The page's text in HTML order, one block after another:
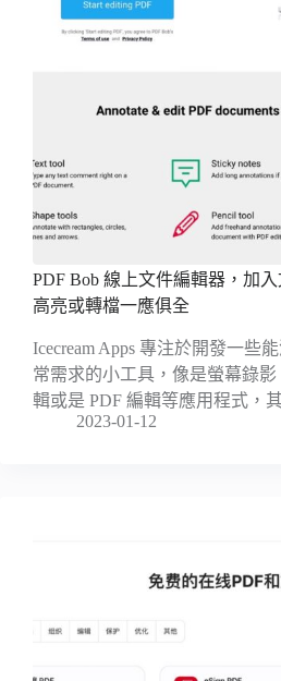
PDF Bob 線上文件編輯器，加入
高亮或轉檔一應俱全
Icecream Apps 專注於開發一些
常需求的小工具，像是螢幕錄
輯或是 PDF 編輯等應用程式，
2023-01-12